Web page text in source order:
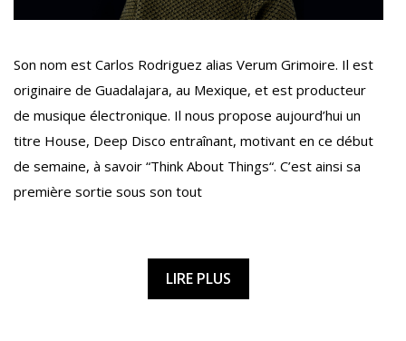
Son nom est Carlos Rodriguez alias Verum Grimoire. Il est
originaire de Guadalajara, au Mexique, et est producteur
de musique électronique. Il nous propose aujourd’hui un
titre House, Deep Disco entraînant, motivant en ce début
de semaine, à savoir “Think About Things“. C’est ainsi sa
première sortie sous son tout
LIRE PLUS